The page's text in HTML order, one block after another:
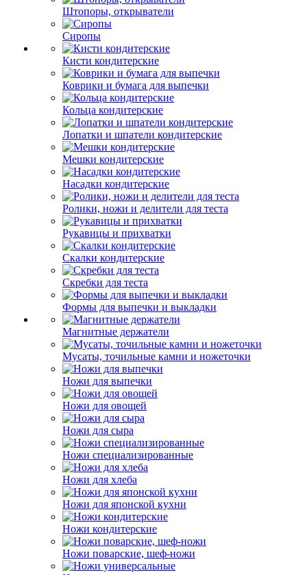
Штопоры, открыватели
Сиропы
Кисти кондитерские
Коврики и бумага для выпечки
Кольца кондитерские
Лопатки и шпатели кондитерские
Мешки кондитерские
Насадки кондитерские
Ролики, ножи и делители для теста
Рукавицы и прихватки
Скалки кондитерские
Скребки для теста
Формы для выпечки и выкладки
Магнитные держатели
Мусаты, точильные камни и ножеточки
Ножи для выпечки
Ножи для овощей
Ножи для сыра
Ножи специализированные
Ножи для хлеба
Ножи для японской кухни
Ножи кондитерские
Ножи поварские, шеф-ножи